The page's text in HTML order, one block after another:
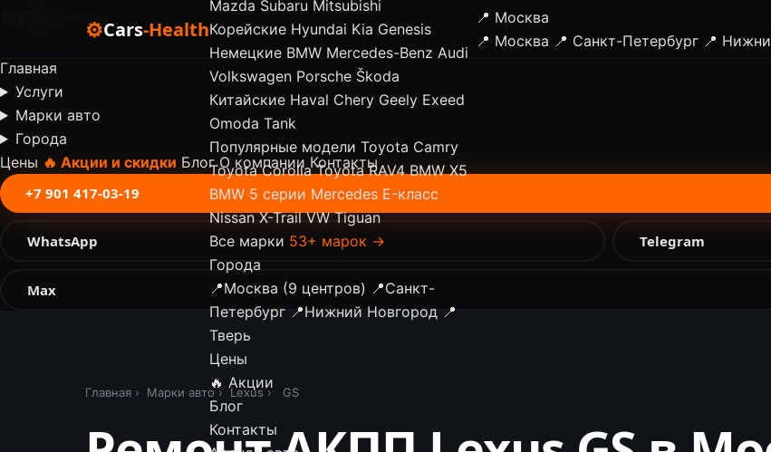
⚙Cars-Health
Mazda Subaru Mitsubishi
Корейские Hyundai Kia Genesis
Немецкие BMW Mercedes-Benz Audi
Volkswagen Porsche Škoda
Китайские Haval Chery Geely Exeed
Omoda Tank
Популярные модели Toyota Camry
Toyota Corolla Toyota RAV4 BMW X5
BMW 5 серии Mercedes E-класс
Nissan X-Trail VW Tiguan
Все марки 53+ марок →
Города
📍Москва (9 центров) 📍Санкт-
Петербург 📍Нижний Новгород 📍
Тверь
Цены
🔥 Акции
Блог
Контакты
📍 Москва
📍 Москва 📍 Санкт-Петербург 📍
-Health
Главная
Услуги
Марки авто
Города
Цены 🔥 Акции и скидки Блог О компании Контакты
+7 901 417-03-19
WhatsApp Telegram
Max
Главная › Марки авто › Lexus › GS